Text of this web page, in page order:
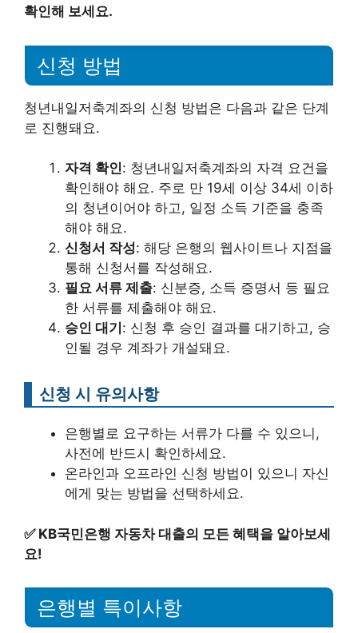
확인해 보세요.
신청 방법
청년내일저축계좌의 신청 방법은 다음과 같은 단계
로 진행돼요.
자격 확인: 청년내일저축계좌의 자격 요건을
확인해야 해요. 주로 만 19세 이상 34세 이하
의 청년이어야 하고, 일정 소득 기준을 충족
해야 해요.
신청서 작성: 해당 은행의 웹사이트나 지점을
통해 신청서를 작성해요.
필요 서류 제출: 신분증, 소득 증명서 등 필요
한 서류를 제출해야 해요.
승인 대기 : 신청 후 승인 결과를 대기하고, 승
인될 경우 계좌가 개설돼요.
신청 시 유의사항
은행별로 요구하는 서류가 다를 수 있으니,
사전에 반드시 확인하세요.
온라인과 오프라인 신청 방법이 있으니 자신
에게 맞는 방법을 선택하세요.
✅ KB국민은행 자동차 대출의 모든 혜택을 알아보세
요!
은행별 특이사항